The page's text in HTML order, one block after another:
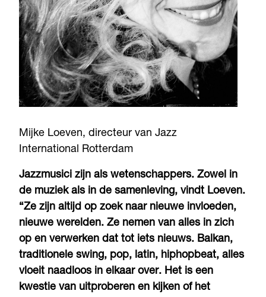
Mijke Loeven, directeur van Jazz
International Rotterdam
Jazzmusici zijn als wetenschappers. Zowel in
de muziek als in de samenleving, vindt Loeven.
“Ze zijn altijd op zoek naar nieuwe invloeden,
nieuwe werelden. Ze nemen van alles in zich
op en verwerken dat tot iets nieuws. Balkan,
traditionele swing, pop, latin, hiphopbeat, alles
vloeit naadloos in elkaar over. Het is een
kwestie van uitproberen en kijken of het